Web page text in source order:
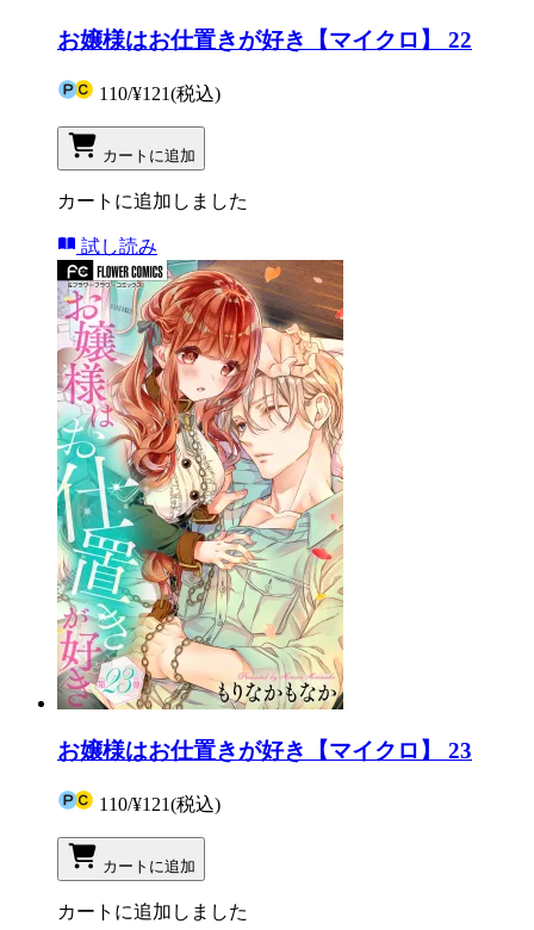
お嬢様はお仕置きが好き【マイクロ】 22
110/¥121(税込)
カートに追加
カートに追加しました
試し読み
お嬢様はお仕置きが好き【マイクロ】 23
110/¥121(税込)
カートに追加
カートに追加しました